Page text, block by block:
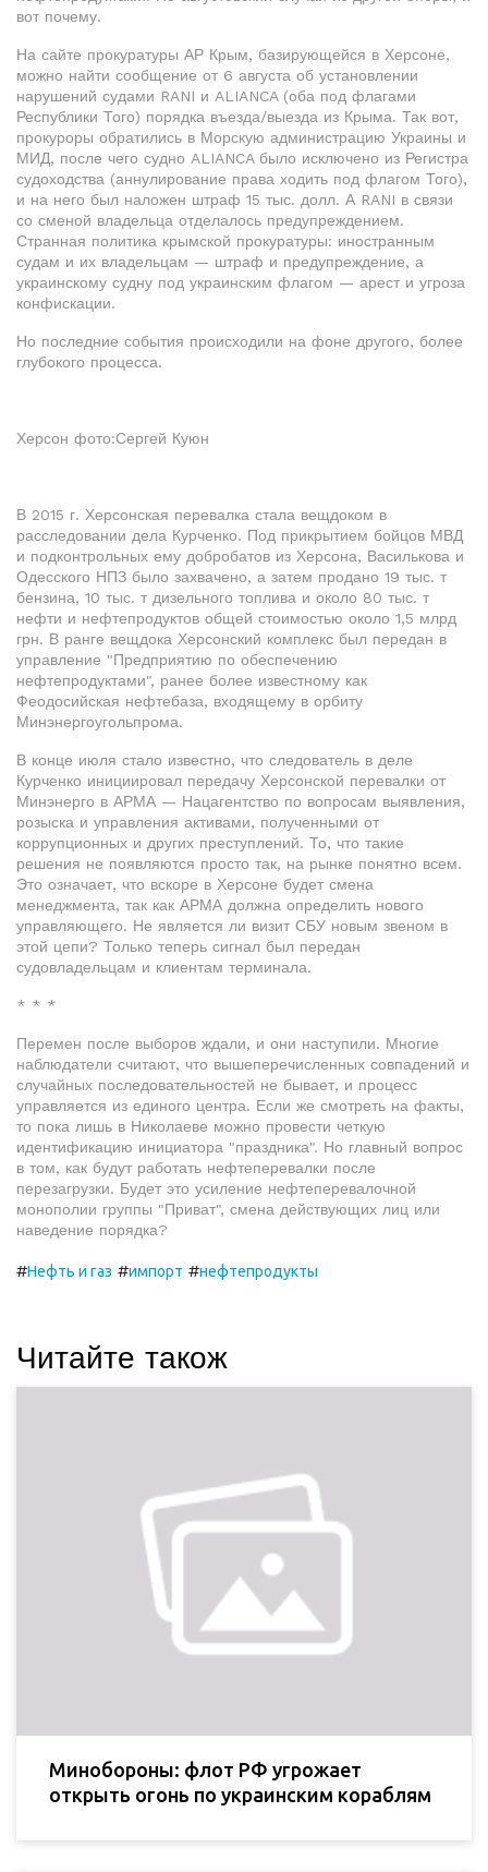
вот почему.
На сайте прокуратуры АР Крым, базирующейся в Херсоне,
можно найти сообщение от 6 августа об установлении
нарушений судами RANI и ALIANCA (оба под флагами
Республики Того) порядка въезда/выезда из Крыма. Так вот,
прокуроры обратились в Морскую администрацию Украины и
МИД, после чего судно ALIANCA было исключено из Регистра
судоходства (аннулирование права ходить под флагом Того),
и на него был наложен штраф 15 тыс. долл. А RANI в связи
со сменой владельца отделалось предупреждением.
Странная политика крымской прокуратуры: иностранным
судам и их владельцам — штраф и предупреждение, а
украинскому судну под украинским флагом — арест и угроза
конфискации.
Но последние события происходили на фоне другого, более
глубокого процесса.
Херсон фото:Сергей Куюн
В 2015 г. Херсонская перевалка стала вещдоком в
расследовании дела Курченко. Под прикрытием бойцов МВД
и подконтрольных ему добробатов из Херсона, Василькова и
Одесского НПЗ было захвачено, а затем продано 19 тыс. т
бензина, 10 тыс. т дизельного топлива и около 80 тыс. т
нефти и нефтепродуктов общей стоимостью около 1,5 млрд
грн. В ранге вещдока Херсонский комплекс был передан в
управление "Предприятию по обеспечению
нефтепродуктами", ранее более известному как
Феодосийская нефтебаза, входящему в орбиту
Минэнергоугольпрома.
В конце июля стало известно, что следователь в деле
Курченко инициировал передачу Херсонской перевалки от
Минэнерго в АРМА — Нацагентство по вопросам выявления,
розыска и управления активами, полученными от
коррупционных и других преступлений. То, что такие
решения не появляются просто так, на рынке понятно всем.
Это означает, что вскоре в Херсоне будет смена
менеджмента, так как АРМА должна определить нового
управляющего. Не является ли визит СБУ новым звеном в
этой цепи? Только теперь сигнал был передан
судовладельцам и клиентам терминала.
* * *
Перемен после выборов ждали, и они наступили. Многие
наблюдатели считают, что вышеперечисленных совпадений и
случайных последовательностей не бывает, и процесс
управляется из единого центра. Если же смотреть на факты,
то пока лишь в Николаеве можно провести четкую
идентификацию инициатора "праздника". Но главный вопрос
в том, как будут работать нефтеперевалки после
перезагрузки. Будет это усиление нефтеперевалочной
монополии группы "Приват", смена действующих лиц или
наведение порядка?
#Нефть и газ #импорт #нефтепродукты
Читайте також
Минобороны: флот РФ угрожает
открыть огонь по украинским кораблям